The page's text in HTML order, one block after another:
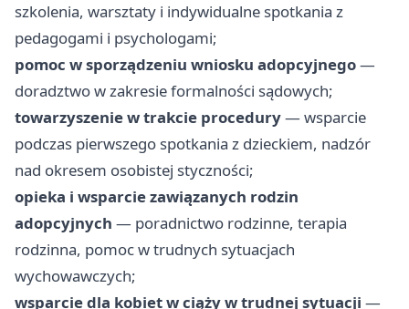
szkolenia, warsztaty i indywidualne spotkania z
pedagogami i psychologami;
pomoc w sporządzeniu wniosku adopcyjnego—
doradztwo w zakresie formalności sądowych;
towarzyszenie w trakcie procedury— wsparcie
podczas pierwszego spotkania z dzieckiem, nadzór
nad okresem osobistej styczności;
opieka i wsparcie zawiązanych rodzin
adopcyjnych — poradnictwo rodzinne, terapia
rodzinna, pomoc w trudnych sytuacjach
wychowawczych;
wsparcie dla kobiet w ciąży w trudnej sytuacji —